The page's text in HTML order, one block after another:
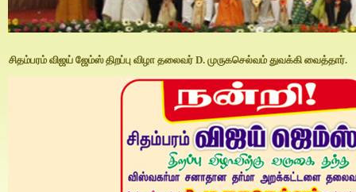
சிதம்பரம் விஜய் ஜேம்ஸ் திறப்பு விழா தலைவர் D. முருகசெல்வம் துவக்கி வைத்தார்.